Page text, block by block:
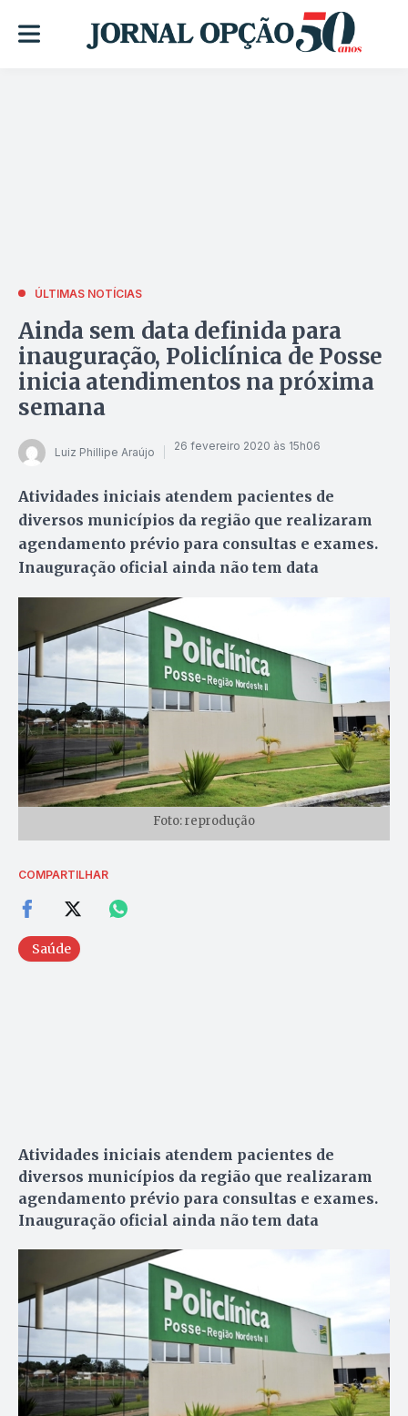
ÚLTIMAS NOTÍCIAS
Ainda sem data definida para
inauguração, Policlínica de Posse
inicia atendimentos na próxima
semana
Luiz Phillipe Araújo 26 fevereiro 2020 às 15h06
Atividades iniciais atendem pacientes de
diversos municípios da região que realizaram
agendamento prévio para consultas e exames.
Inauguração oficial ainda não tem data
Foto: reprodução
COMPARTILHAR
Saúde
Atividades iniciais atendem pacientes de
diversos municípios da região que realizaram
agendamento prévio para consultas e exames.
Inauguração oficial ainda não tem data